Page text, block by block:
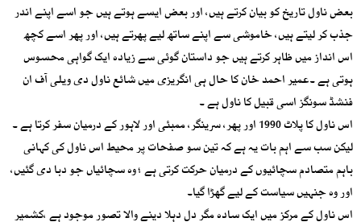
بعض ناول تاریخ کو بیان کرتے ہیں، اور بعض ایسے ہوتے ہیں جو اسے اپنے اندر
جذب کر لیتے ہیں، خاموشی سے اپنے ساتھ لیے پھرتے ہیں، اور پھر اسے کچھ
اس انداز میں ظاہر کرتے ہیں جو داستان گوئی سے زیادہ ایک گواہی محسوس
ہوتی ہے ۔عمیر احمد خان کا حال ہی انگریزی میں شائع ناول دی ویلی آف ان
فنشڈ سونگز اسی قبیل کا ناول ہے ۔
اس ناول کا پلاٹ 1990 اور پھر، سرینگر، ممبئی اور لاہور کے درمیان سفر کرتا ہے ۔
لیکن سب سے اہم بات یہ ہے کہ تین سو صفحات پر محیط اس ناول کی کہانی
باہم متصادم سچائیوں کے درمیان حرکت کرتی ہے ؛ وہ سچائیاں جو دبا دی گئیں،
اور وہ جنہیں سیاست کے لیے گھڑا گیا۔